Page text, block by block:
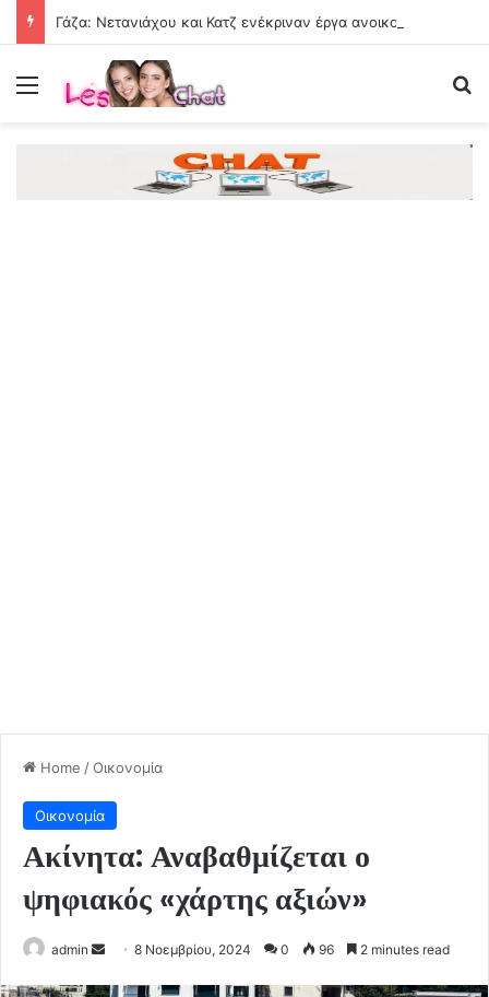
Menu
Home /Οικονομία
Οικονομία
Ακίνητα: Αναβαθμίζεται ο
ψηφιακός «χάρτης αξιών»
admin
Send8 Νοεμβρίου, 2024 0 96 2 minutes read